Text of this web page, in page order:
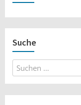
Suche
Suchen
nach: